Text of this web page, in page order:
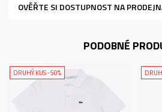
OVĚŘTE SI DOSTUPNOST NA
PODOBNÉ
DRUHÝ KUS -50%